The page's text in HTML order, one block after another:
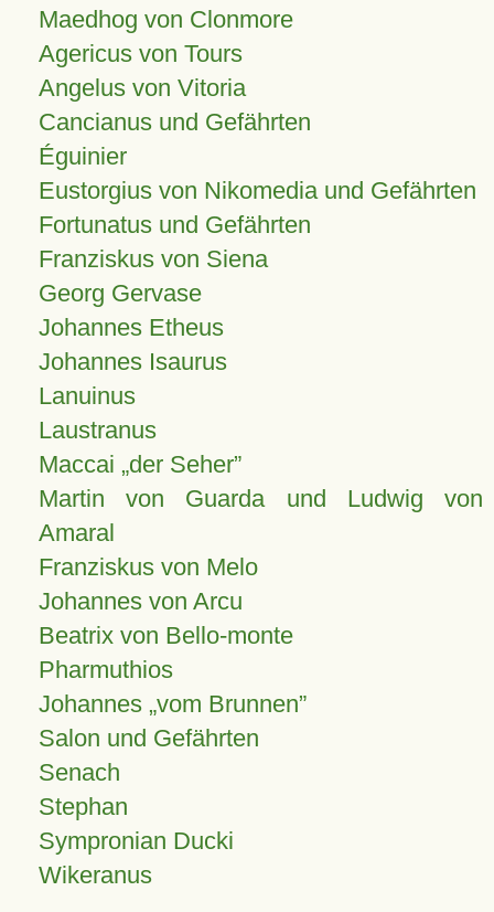
Maedhog von Clonmore
Agericus von Tours
Angelus von Vitoria
Cancianus und Gefährten
Éguinier
Eustorgius von Nikomedia und Gefährten
Fortunatus und Gefährten
Franziskus von Siena
Georg Gervase
Johannes Etheus
Johannes Isaurus
Lanuinus
Laustranus
Maccai „der Seher”
Martin von Guarda und Ludwig von
Amaral
Franziskus von Melo
Johannes von Arcu
Beatrix von Bello-monte
Pharmuthios
Johannes vom Brunnen
Salon und Gefährten
Senach
Stephan
Sympronian Ducki
Wikeranus